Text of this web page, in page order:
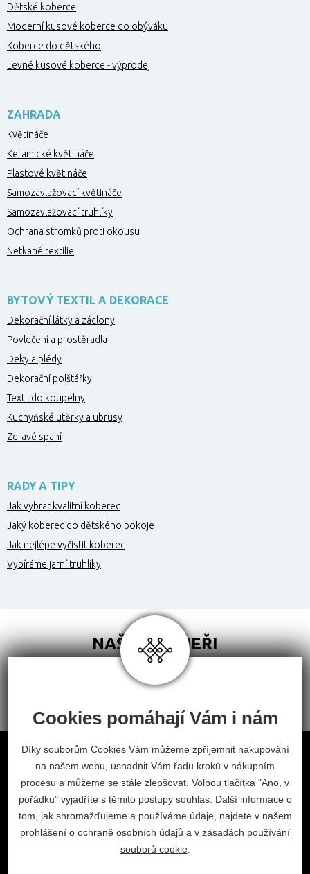
Dětské koberce
Moderní kusové koberce do obýváku
Koberce do dětského
Levné kusové koberce - výprodej
ZAHRADA
Květináče
Keramické květináče
Plastové květináče
Samozavlažovací květináče
Samozavlažovací truhlíky
Ochrana stromků proti okousu
Netkané textilie
BYTOVÝ TEXTIL A DEKORACE
Dekorační látky a záclony
Povlečení a prostěradla
Deky a plédy
Dekorační polštářky
Textil do koupelny
Kuchyňské utěrky a ubrusy
Zdravé spaní
RADY A TIPY
Jak vybrat kvalitní koberec
Jaký koberec do dětského pokoje
Jak nejlépe vyčistit koberec
Vybíráme jarní truhlíky
NAŠI PARTNEŘI
Obchodní podmínky
Odstoupení od smlouvy
Nastavení cookies
facebookinstagram
2026 © Habitat, a.s.
V.Nezvala 977, 675 71 Náměšť nad Oslavou.
Cookies pomáhají Vám i nám
Díky souborům Cookies Vám můžeme zpříjemnit nakupování
na našem webu, usnadnit Vám řadu kroků v nákupním
procesu a můžeme se stále zlepšovat. Volbou tlačítka "Ano, v
pořádku" vyjádříte s těmito postupy souhlas. Další informace o
tom, jak shromažďujeme a používáme údaje, najdete v našem
prohlášení o ochraně osobních údajů a v zásadách používání
souborů cookie.